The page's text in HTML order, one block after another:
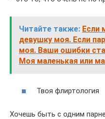
Читайте также: Если
девушку моя. Если
моя. Ваши ошибки
Моя маленькая или
Твоя флиртология
Хочешь быть с одним